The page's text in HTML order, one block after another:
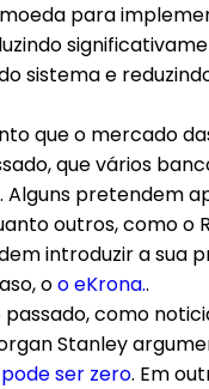
moeda para
sistema e
que o mercado
que vários
Alguns pretendem
outros, como o
introduzir a sua
oo eKrona..
passado, como
Stanley
ser zero. Em